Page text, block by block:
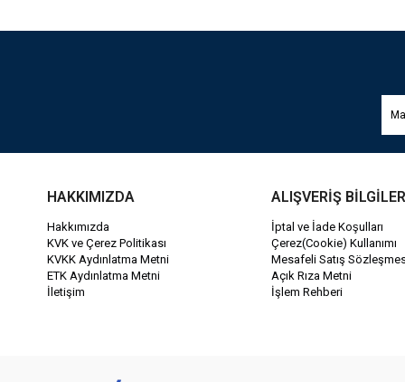
HAKKIMIZDA
Hakkımızda
KVK ve Çerez Politikası
KVKK Aydınlatma Metni
ETK Aydınlatma Metni
İletişim
ALIŞVERİŞ
İptal ve İade Koşulları
Çerez(Cookie) Kullanımı
Mesafeli Satış
Açık Rıza Metni
İşlem Rehberi